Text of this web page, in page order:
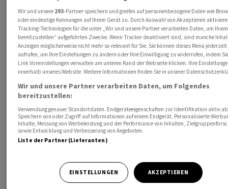
Platin ist nicht nur als Schmuck und Investment,
sondern ganz besonders auch für Verwendungen in der
Industrie begehrt. Die Autoindustrie etwa ist ein grosser
Nachfrager. Dort kommt Platin insbesondere bei
Katalysatoren zum Einsatz. 2021 und 2022 wurde die
Autobranche noch durch Lieferengpässe etwa bei
Halbleitern ausgebremst. Das ist inzwischen
weitgehend beseitigt und jetzt steigt die Zahl der
Neuzulassungen. Dazu kommen strengere
Abgasvorschriften in China bei Lkw. Experten zufolge
Platin seitens der Autoindustrie von zwölf Prozent
entsprechend etwa 200'000 bis 300'000 Unzen mit sich
Wir und unsere 293-Partner speichern und greifen auf personenbezogene Daten wie
oder eindeutige Kennungen auf Ihrem Gerät zu. Durch Auswahl von Akzeptieren
Tracking-Technologien für die unter „Wir und unsere Partner verarbeiten Daten, um
bereitzustellen“ aufgeführten Zwecke. Wenn Tracker deaktiviert sind, sind manche
Anzeigen möglicherweise nicht mehr so relevant für Sie. Sie können dieses Menü
aufrufen, um Ihre Einstellungen zu ändern oder Ihre Einwilligung zu widerrufen, indem
Link Voreinstellungen verwalten am unteren Rand der Webseite klicken. Ihre
innerhalb unseres Website. Weitere Informationen finden Sie in unserer
Wir und unsere Partner verarbeiten Daten, um Folgendes
bereitzustellen:
Verwendung genauer Standortdaten. Endgeräteeigenschaften zur Identifikation aktiv
Speichern von oder Zugriff auf Informationen auf einem Endgerät. Personalisierte
Inhalte, Messung von Werbeleistung und der Performance von Inhalten,
sowie Entwicklung und Verbesserung von Angeboten.
Liste der Partner (Lieferanten)
EINSTELLUNGEN AKZEPTIEREN